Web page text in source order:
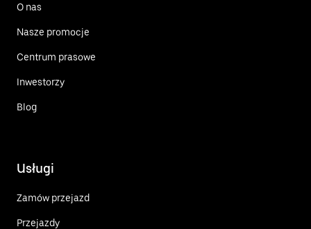
O nas
Nasze promocje
Centrum prasowe
Inwestorzy
Blog
Usługi
Zamów przejazd
Przejazdy